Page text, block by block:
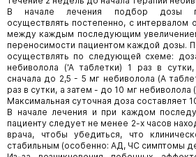
В начале лечения подбор дозы
осуществлять постепенно, с интервалом
между каждым последующим
переносимости пациентом каждой дозы.
осуществлять по следующей схеме:
небиволола ('А таблетки) 1 раз в
сначала до 2,5 - 5 мг небиволола (А
раз в сутки, а затем - до 10 мг небиволола
Максимальная суточная доза составляет
В начале лечения и при каждом
пациенту следует не менее 2-х часов
врача, чтобы убедиться, что
стабильным (особенно: АД, ЧС симптомы